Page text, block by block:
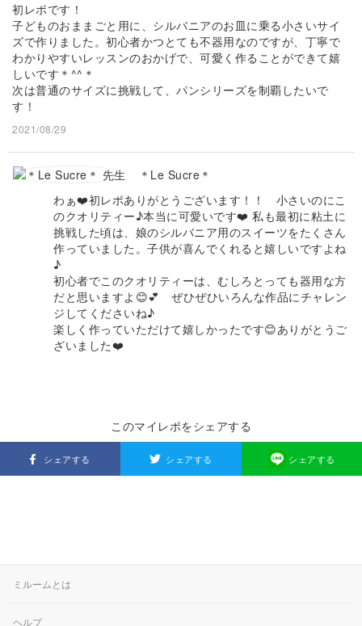
初レポです！
子どものおままごと用に、シルバニアのお皿に乗る小さいサイ
ズで作りました。初心者かつとても不器用なのですが、丁寧で
わかりやすいレッスンのおかげで、可愛く作ることができて嬉
しいです＊^^＊
次は普通のサイズに挑戦して、パンシリーズを制覇したいで
す！
2021/08/29
＊Le Sucre＊
わぁ❤️初レポありがとうございます！！ 小さいのにこ
のクオリティー♪本当に可愛いです❤️ 私も最初に粘土に
挑戦した頃は、娘のシルバニア用のスイーツをたくさん
作っていました。子供が喜んでくれると嬉しいですよね
♪
初心者でこのクオリティーは、むしろとっても器用な方
だと思いますよ😊💕 ぜひぜひいろんな作品にチャレン
ジしてくださいね♪
楽しく作っていただけて嬉しかったです😊ありがとうご
ざいました❤️
このマイレポをシェアする
シェアする シェアする シェアする
ミルームとは
ヘルプ